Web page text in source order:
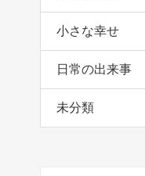
小さな幸せ
日常の出来事
未分類